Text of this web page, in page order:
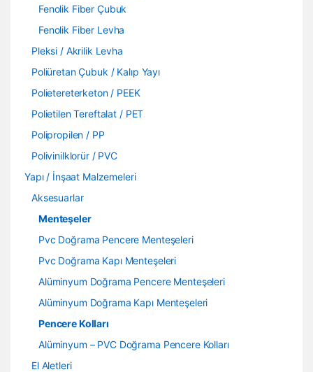
Fenolik Fiber Çubuk
Fenolik Fiber Levha
Pleksi / Akrilik Levha
Poliüretan Çubuk / Kalıp Yayı
Polietereterketon / PEEK
Polietilen Tereftalat / PET
Polipropilen / PP
Polivinilklorür / PVC
Yapı / İnşaat Malzemeleri
Aksesuarlar
Menteşeler
Pvc Doğrama Pencere Menteşeleri
Pvc Doğrama Kapı Menteşeleri
Alüminyum Doğrama Pencere Menteşeleri
Alüminyum Doğrama Kapı Menteşeleri
Pencere Kolları
Alüminyum – PVC Doğrama Pencere Kolları
El Aletleri